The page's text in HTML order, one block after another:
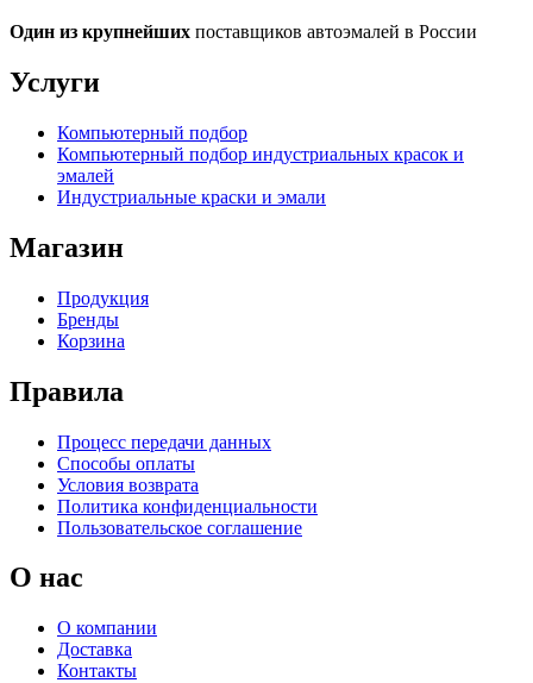
Один из крупнейших поставщиков автоэмалей в России
Услуги
Компьютерный подбор
Компьютерный подбор индустриальных красок и
эмалей
Индустриальные краски и эмали
Магазин
Продукция
Бренды
Корзина
Правила
Процесс передачи данных
Способы оплаты
Условия возврата
Политика конфиденциальности
Пользовательское соглашение
О нас
О компании
Доставка
Контакты